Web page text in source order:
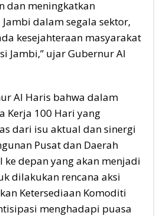
dan meningkatkan
dalam segala sektor,
kesejahteraan masyarakat
Jambi,” ujar Gubernur Al
Al Haris bahwa dalam
Kerja 100 Hari yang
dari isu aktual dan sinergi
Pusat dan Daerah
depan yang akan menjadi
dilakukan rencana aksi
Ketersediaan Komoditi
menghadapi puasa